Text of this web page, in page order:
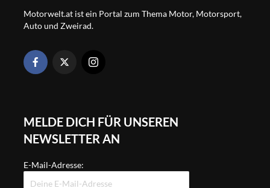
Motorwelt.at ist ein Portal zum Thema Motor, Motorsport,
Auto und Zweirad.
MELDE DICH FÜR UNSEREN
NEWSLETTER AN
E-Mail-Adresse: